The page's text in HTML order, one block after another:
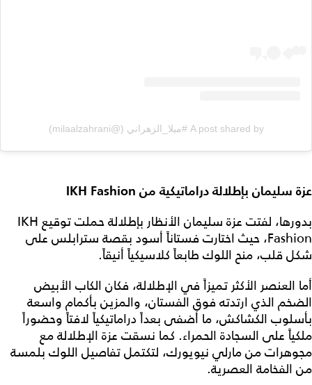
A post shared by #ميلا_الزهراني (@milaalzahrani)
عزة سليمان بإطلالة دراماتيكية من
بدورها، لفتت عزة سليمان الأنظار بإطلالة حملت توقيع IKH
Fashion، حيث اختارت فستاناً أسود بقصة سترابلس على
شكل قلب، منح اللوك طابعاً كلاسيكياً أنيقاً.
أما العنصر الأكثر تميزاً في الإطلالة، فكان الكاب الأبيض
الضخم الذي ارتدته فوق الفستان، والمزين بأكمام واسعة
بأسلوب الكشاكش، ما أضفى بعداً دراماتيكياً لافتاً وحضوراً
ملكياً على السجادة الحمراء. كما نسقت عزة الإطلالة مع
مجوهرات من مارلي نيويورك، لتكتمل تفاصيل اللوك بلمسة
من الفخامة العصرية.